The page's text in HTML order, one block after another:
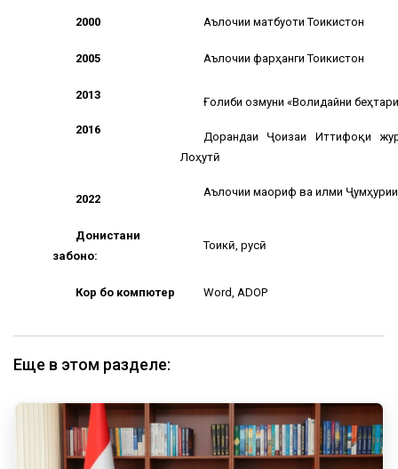
2000 Аълочии матбуоти Тоҷикистон
2005 Аълочии фарҳанги Тоҷикистон
2013
201 6
2022
Ғолиби озмуни «Волидайни
Дорандаи Ҷоизаи Иттифоқи
Лоҳутӣ
Аълочии маориф ва илми Ҷумҳурии
Донистани
забонҳо:
Тоҷикӣ, русӣ
Кор бо компютер Word, АDOP
Еще в этом разделе: